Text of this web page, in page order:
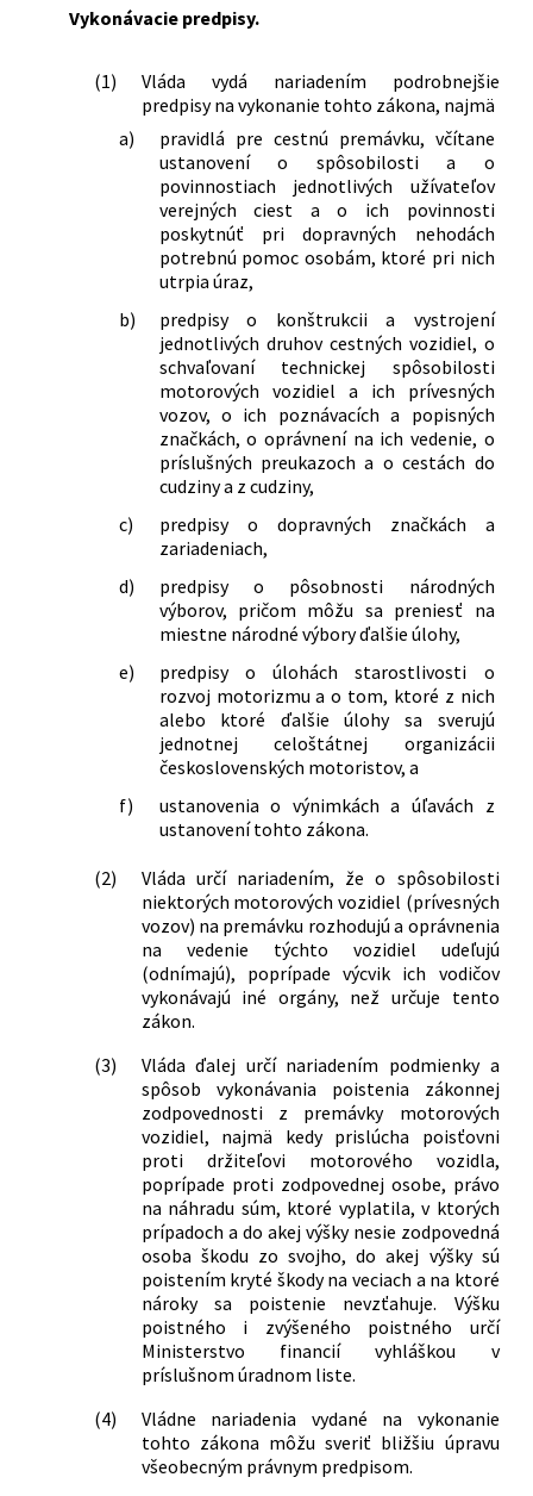
Vykonávacie predpisy.
(1)
Vláda vydá nariadením podrobnejšie
predpisy na vykonanie tohto zákona, najmä
a)
pravidlá pre cestnú premávku, včítane
ustanovení o spôsobilosti a o
povinnostiach jednotlivých užívateľov
verejných ciest a o ich povinnosti
poskytnúť pri dopravných nehodách
potrebnú pomoc osobám, ktoré pri nich
utrpia úraz,
b)
predpisy o konštrukcii a vystrojení
jednotlivých druhov cestných vozidiel, o
schvaľovaní technickej spôsobilosti
motorových vozidiel a ich prívesných
vozov, o ich poznávacích a popisných
značkách, o oprávnení na ich vedenie, o
príslušných preukazoch a o cestách do
cudziny a z cudziny,
c)
predpisy o dopravných značkách a
zariadeniach,
d)
predpisy o pôsobnosti národných
výborov, pričom môžu sa preniesť na
miestne národné výbory ďalšie úlohy,
e)
predpisy o úlohách starostlivosti o
rozvoj motorizmu a o tom, ktoré z nich
alebo ktoré ďalšie úlohy sa sverujú
jednotnej celoštátnej organizácii
československých motoristov, a
f)
ustanovenia o výnimkách a úľavách z
ustanovení tohto zákona.
(2)
Vláda určí nariadením, že o spôsobilosti
niektorých motorových vozidiel (prívesných
vozov) na premávku rozhodujú a oprávnenia
na vedenie týchto vozidiel udeľujú
(odnímajú), poprípade výcvik ich vodičov
vykonávajú iné orgány, než určuje tento
zákon.
(3)
Vláda ďalej určí nariadením podmienky a
spôsob vykonávania poistenia zákonnej
zodpovednosti z premávky motorových
vozidiel, najmä kedy prislúcha poisťovni
proti držiteľovi motorového vozidla,
poprípade proti zodpovednej osobe, právo
na náhradu súm, ktoré vyplatila, v ktorých
prípadoch a do akej výšky nesie zodpovedná
osoba škodu zo svojho, do akej výšky sú
poistením kryté škody na veciach a na ktoré
nároky sa poistenie nevzťahuje. Výšku
poistného i zvýšeného poistného určí
Ministerstvo financií vyhláškou v
príslušnom úradnom liste.
(4)
Vládne nariadenia vydané na vykonanie
tohto zákona môžu sveriť bližšiu úpravu
všeobecným právnym predpisom.